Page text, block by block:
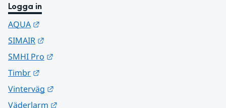
Logga in
AQUA
SIMAIR
SMHI Pro
Timbr
Vinterväg
Väderlarm